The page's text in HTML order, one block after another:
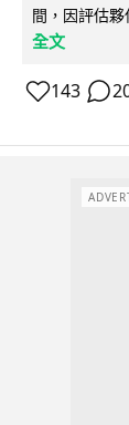
間，因評估
全文
143